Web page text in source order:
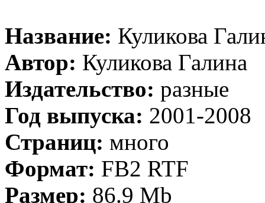
Название: Куликова
Автор: Куликова Галина
Издательство: разные
Год выпуска: 2001-2008
Страниц: много
Формат: FB2 RTF
Размер: 86.9 Mb